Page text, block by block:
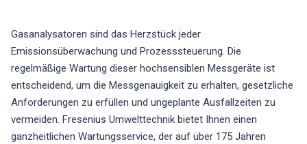
Gasanalysatoren sind das Herzstück jeder
Emissionsüberwachung und Prozesssteuerung. Die
regelmäßige Wartung dieser hochsensiblen Messgeräte ist
entscheidend, um die Messgenauigkeit zu erhalten, gesetzliche
Anforderungen zu erfüllen und ungeplante Ausfallzeiten zu
vermeiden. Fresenius Umwelttechnik bietet Ihnen einen
ganzheitlichen Wartungsservice, der auf über 175 Jahren